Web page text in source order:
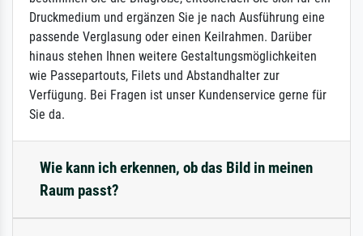
Druckmedium und ergänzen Sie je nach Ausführung eine
passende Verglasung oder einen Keilrahmen. Darüber
hinaus stehen Ihnen weitere Gestaltungsmöglichkeiten
wie Passepartouts, Filets und Abstandhalter zur
Verfügung. Bei Fragen ist unser Kundenservice gerne für
Sie da.
Wie kann ich erkennen, ob das Bild in meinen
Raum passt?